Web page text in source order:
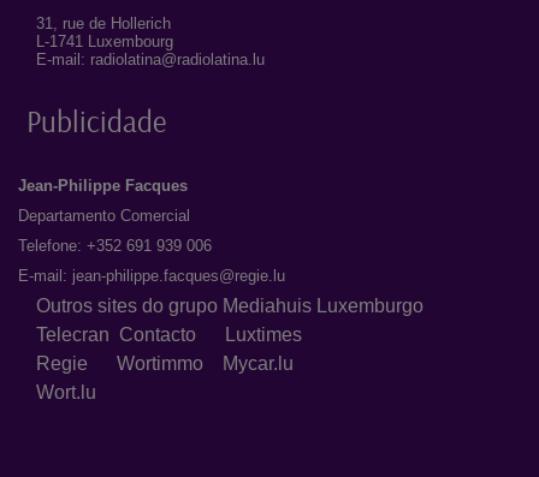
31, rue de Hollerich
L-1741 Luxembourg
E-mail: radiolatina@radiolatina.lu
Publicidade
Jean-Philippe Facques
Departamento Comercial
Telefone: +352 691 939 006
E-mail: jean-philippe.facques@regie.lu
Outros sites do grupo Mediahuis Luxemburgo
Telecran Contacto
Luxtimes
Regie Wortimmo
Mycar.lu
Wort.lu